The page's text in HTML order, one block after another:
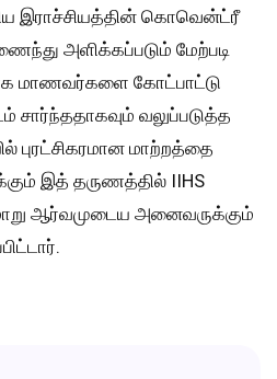
இராச்சியத்தின் கொவென்ட்ரீ
அளிக்கப்படும் மேற்படி
மாணவர்களை கோட்பாட்டு
சார்ந்ததாகவும் வலுப்படுத்த
புரட்சிகரமான மாற்றத்தை
இத் தருணத்தில் IIHS
ஆர்வமுடைய அனைவருக்கும்